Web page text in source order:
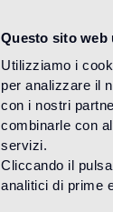
Questo sito web
Utilizziamo i
per analizzare il
con i nostri
combinarle con
servizi.
Cliccando il
analitici di prime